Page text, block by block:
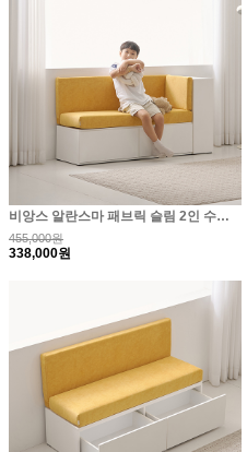
비앙스 알란스마 패브릭 슬림 2인 수납 벤치소파+사이..
455,000원
338,000원